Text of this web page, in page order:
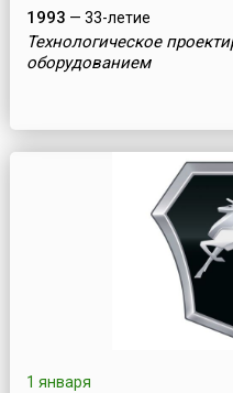
1993 — 33-летие
Технологическое
оборудованием
1 января